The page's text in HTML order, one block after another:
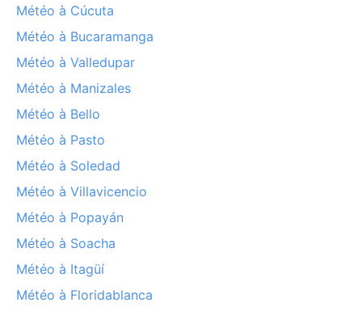
Météo à Cúcuta
Météo à Bucaramanga
Météo à Valledupar
Météo à Manizales
Météo à Bello
Météo à Pasto
Météo à Soledad
Météo à Villavicencio
Météo à Popayán
Météo à Soacha
Météo à Itagüí
Météo à Floridablanca